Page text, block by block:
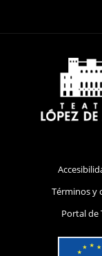
Términos y
Portal de